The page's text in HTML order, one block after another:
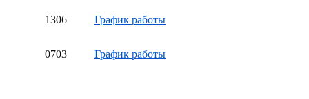
1306 График работы
0703 График работы